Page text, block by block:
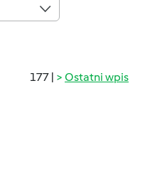
177 | Ostatni wpis